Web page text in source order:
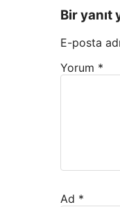
Bir yanıt
E-posta
Yorum *
Ad *